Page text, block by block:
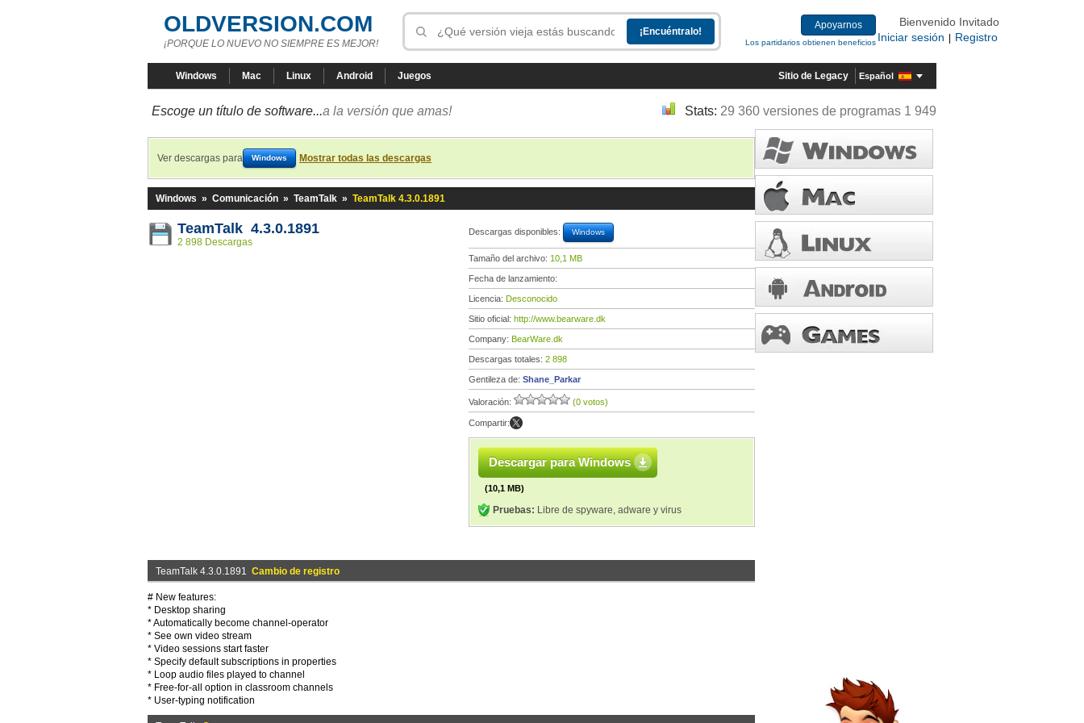
OLDVERSION.COM
¡PORQUE LO NUEVO NO SIEMPRE ES MEJOR!
Apoyarnos
Los partidarios obtienen beneficios
Bienvenido Invitado
Iniciar sesión
Registro
Windows Mac Linux Android Juegos Sitio de Legacy Español
Escoge un título de software...a la versión que amas! Stats: 29 360 versiones de programas 1 949
Ver descargas para Windows Mostrar todas las descargas
Windows » Comunicación » TeamTalk » TeamTalk 4.3.0.1891
TeamTalk 4.3.0.1891
2 898 Descargas
Descargas disponibles: Windows
Tamaño del archivo: 10,1 MB
Fecha de lanzamiento:
Licencia: Desconocido
Sitio oficial: http://www.bearware.dk
Company: BearWare.dk
Descargas totales: 2 898
Gentileza de: Shane_Parkar
Valoración: (0 votos)
Compartir:
Descargar para Windows
(10,1 MB)
Pruebas: Libre de spyware, adware y virus
TeamTalk 4.3.0.1891 Cambio de registro
# New features:
* Desktop sharing
* Automatically become channel-operator
* See own video stream
* Video sessions start faster
* Specify default subscriptions in properties
* Loop audio files played to channel
* Free-for-all option in classroom channels
* User-typing notification